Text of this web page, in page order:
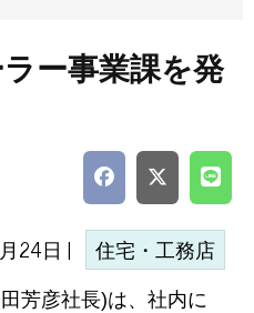
ー事業課を発
24日 | 住宅・工務店
芳彦社長)は、社内に